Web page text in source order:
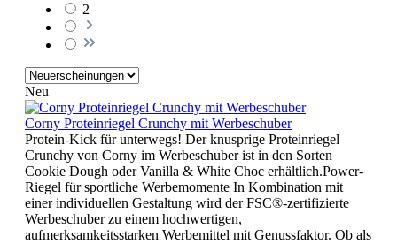
2
Neu
Corny Proteinriegel Crunchy mit Werbeschuber
Protein-Kick für unterwegs! Der knusprige Proteinriegel
Crunchy von Corny im Werbeschuber ist in den Sorten
Cookie Dough oder Vanilla & White Choc erhältlich.Power-
Riegel für sportliche Werbemomente In Kombination mit
einer individuellen Gestaltung wird der FSC®-zertifizierte
Werbeschuber zu einem hochwertigen,
aufmerksamkeitsstarken Werbemittel mit Genussfaktor. Ob als